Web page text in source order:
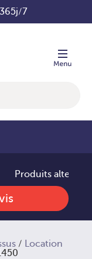
7
83
Produits
/ Location